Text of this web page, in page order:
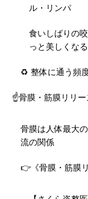
ル・リンパ
食いしばりの
っと美しくなる
♻️ 整体に通う頻
☝️骨膜・筋膜リリ
骨膜は人体最大
流の関係
👉《骨膜・筋膜